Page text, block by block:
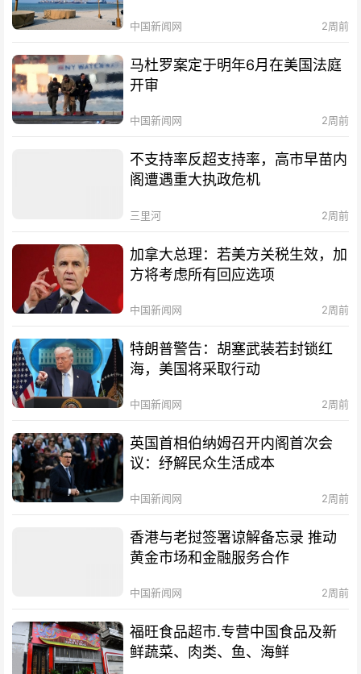
中国新闻网 2周前
马杜罗案定于明年6月在美国法庭
开审
中国新闻网 2周前
不支持率反超支持率，高市早苗内
阁遭遇重大执政危机
三里河 2周前
加拿大总理：若美方关税生效，加
方将考虑所有回应选项
中国新闻网 2周前
特朗普警告：胡塞武装若封锁红
海，美国将采取行动
中国新闻网 2周前
英国首相伯纳姆召开内阁首次会
议：纾解民众生活成本
中国新闻网 2周前
香港与老挝签署谅解备忘录 推动
黄金市场和金融服务合作
中国新闻网 2周前
福旺食品超市.专营中国食品及新
鲜蔬菜、肉类、鱼、海鲜